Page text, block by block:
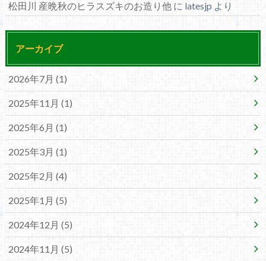
松田川 産晩秋のヒラスズキのお造り他 に latesjp より
アーカイブ
2026年7月 (1)
2025年11月 (1)
2025年6月 (1)
2025年3月 (1)
2025年2月 (4)
2025年1月 (5)
2024年12月 (5)
2024年11月 (5)